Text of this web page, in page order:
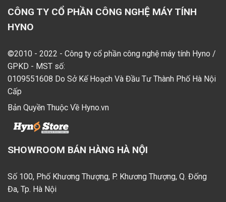
CÔNG TY CỔ PHẦN CÔNG NGHỆ MÁY TÍNH
HYNO
©2010 - 2022 - Công ty cổ phần công nghệ máy tính Hyno /
GPKD - MST số:
0109551608 Do Sở Kế Hoạch Và Đầu Tư Thành Phố Hà Nội
Cấp
Bản Quyền Thuộc Về Hyno.vn
SHOWROOM BÁN HÀNG HÀ NỘI
Số 100, Phố Khương Thượng, P. Khương Thượng, Q. Đống
Đa, Tp. Hà Nội